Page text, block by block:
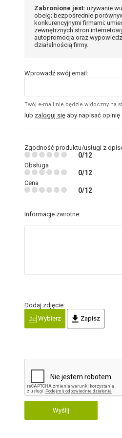
Zabronione jest: używanie
obelg; bezpośrednie
konkurencyjnymi firmami;
zewnętrznych stron
autopromocja oraz
działalnością firmy.
Wprowadź swój email:
Twój e-mail nie będzie widoczny na
lub zaloguj się aby napisać opinię
Zgodność produktu/usługi z
0/12
Obsługa
0/12
Cena
0/12
Informacje zwrotne:
Dodaj zdjęcie:
Wybierz
Zapisz
Wyślij